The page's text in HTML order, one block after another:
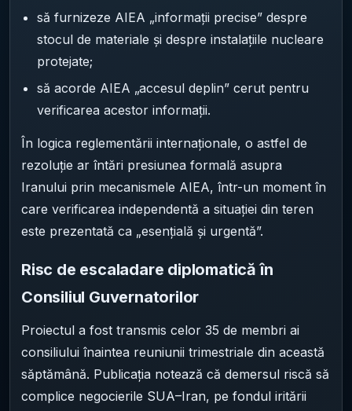
să furnizeze AIEA „informații precise” despre
stocul de materiale și despre instalațiile nucleare
protejate;
să acorde AIEA „accesul deplin” cerut pentru
verificarea acestor informații.
În logica reglementării internaționale, o astfel de
rezoluție ar întări presiunea formală asupra
Iranului prin mecanismele AIEA, într-un moment în
care verificarea independentă a situației din teren
este prezentată ca „esențială și urgentă”.
Risc de escaladare diplomatică în
Consiliul Guvernatorilor
Proiectul a fost transmis celor 35 de membri ai
consiliului înaintea reuniunii trimestriale din această
săptămână. Publicația notează că demersul riscă să
complice negocierile SUA–Iran, pe fondul iritării